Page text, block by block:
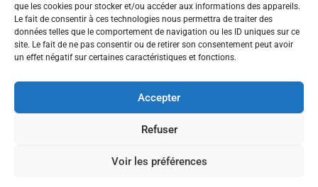
que les cookies pour stocker et/ou accéder aux informations des appareils.
Le fait de consentir à ces technologies nous permettra de traiter des
données telles que le comportement de navigation ou les ID uniques sur ce
site. Le fait de ne pas consentir ou de retirer son consentement peut avoir
un effet négatif sur certaines caractéristiques et fonctions.
Accepter
Refuser
Voir les préférences
Mentions Légales•Conditions Générales de Ventes